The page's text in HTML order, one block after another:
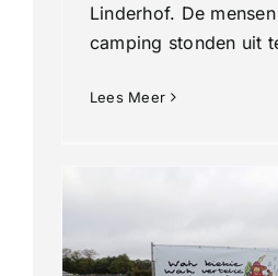
Linderhof. De
camping stonden uit
Lees Meer